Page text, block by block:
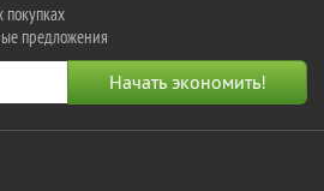
предложения